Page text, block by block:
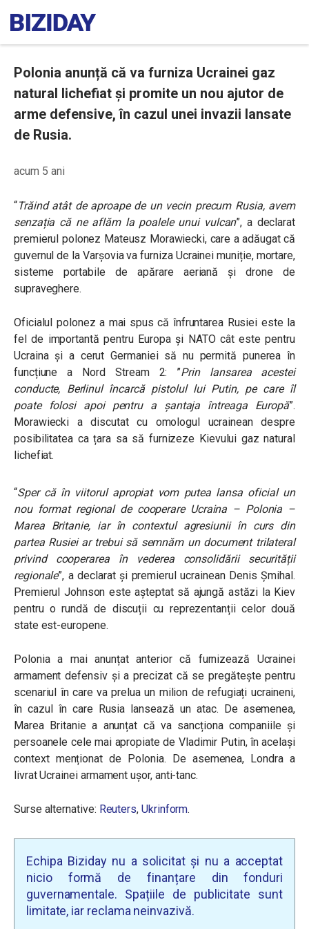
Polonia anunță că va furniza Ucrainei gaz
natural lichefiat și promite un nou ajutor de
arme defensive, în cazul unei invazii lansate
de Rusia.
acum 5 ani
“Trăind atât de aproape de un vecin precum Rusia, avem
senzația că ne aflăm la poalele unui vulcan”, a declarat
premierul polonez Mateusz Morawiecki, care a adăugat că
guvernul de la Varșovia va furniza Ucrainei muniție, mortare,
sisteme portabile de apărare aeriană și drone de
supraveghere.
Oficialul polonez a mai spus că înfruntarea Rusiei este la
fel de importantă pentru Europa și NATO cât este pentru
Ucraina și a cerut Germaniei să nu permită punerea în
funcțiune a Nord Stream 2: ”Prin lansarea acestei
conducte, Berlinul încarcă pistolul lui Putin, pe care îl
poate folosi apoi pentru a șantaja întreaga Europă”.
Morawiecki a discutat cu omologul ucrainean despre
posibilitatea ca țara sa să furnizeze Kievului gaz natural
lichefiat.
“Sper că în viitorul apropiat vom putea lansa oficial un
nou format regional de cooperare Ucraina – Polonia –
Marea Britanie, iar în contextul agresiunii în curs din
partea Rusiei ar trebui să semnăm un document trilateral
privind cooperarea în vederea consolidării securității
regionale”, a declarat și premierul ucrainean Denis Șmihal.
Premierul Johnson este așteptat să ajungă astăzi la Kiev
pentru o rundă de discuții cu reprezentanții celor două
state est-europene.
Polonia a mai anunțat anterior că furnizează Ucrainei
armament defensiv și a precizat că se pregătește pentru
scenariul în care va prelua un milion de refugiați ucraineni,
în cazul în care Rusia lansează un atac. De asemenea,
Marea Britanie a anunțat că va sancționa companiile și
persoanele cele mai apropiate de Vladimir Putin, în același
context menționat de Polonia. De asemenea, Londra a
livrat Ucrainei armament ușor, anti-tanc.
Surse alternative: Reuters, Ukrinform.
Echipa Biziday nu a solicitat și nu a acceptat
nicio formă de finanțare din fonduri
guvernamentale. Spațiile de publicitate sunt
limitate, iar reclama neinvazivă.